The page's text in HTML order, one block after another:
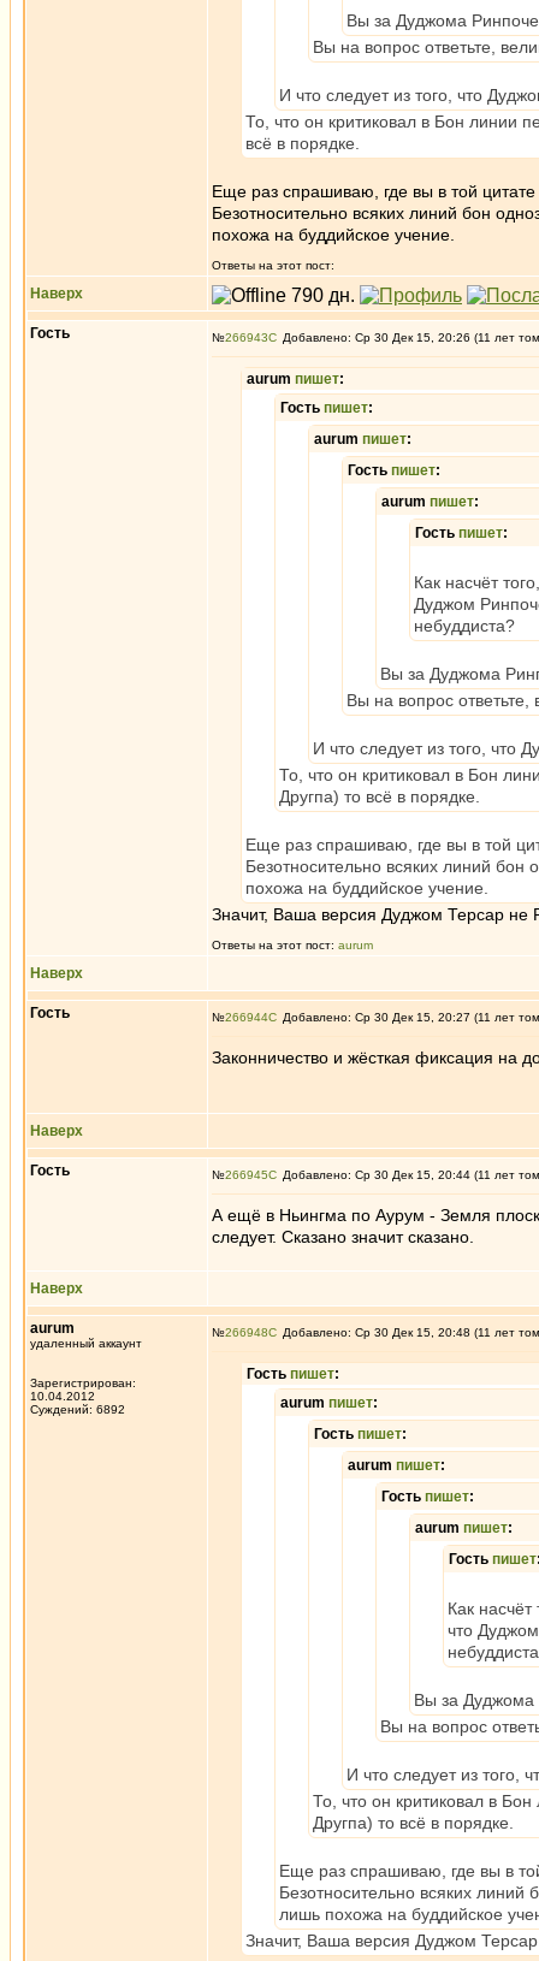
Вы за Дуджома
Вы на вопрос ответьте,
И что следует из того, что
То, что он критиковал в Бон линии
всё в порядке.
Еще раз спрашиваю, где вы в той
Безотносительно всяких линий бон
похожа на буддийское учение.
Ответы на этот пост:
Наверх
Гость №266943 Добавлено: Ср 30 Дек 15, 20:26 (11 лет
aurum пишет:
Гость пишет:
aurum пишет:
Гость пишет:
aurum пишет:
Гость пишет:
Как насчёт
Дуджом
небуддиста?
Вы за Дуджома
Вы на вопрос
И что следует из того, что
То, что он критиковал в Бон
Другпа) то всё в порядке.
Еще раз спрашиваю, где вы в той
Безотносительно всяких линий
похожа на буддийское учение.
Значит, Ваша версия Дуджом Терсар не
Ответы на этот пост: aurum
Наверх
Гость №266944 Добавлено: Ср 30 Дек 15, 20:27 (11 лет
Законничество и жёсткая фиксация на
Наверх
Гость №266945 Добавлено: Ср 30 Дек 15, 20:44 (11 лет
А ещё в Ньингма по Аурум - Земля
следует. Сказано значит сказано.
Наверх
aurum
удаленный аккаунт
Зарегистрирован:
10.04.2012
Суждений: 6892
№266948 Добавлено: Ср 30 Дек 15, 20:48 (11 лет
Гость пишет:
aurum пишет:
Гость пишет:
aurum пишет:
Гость пишет:
aurum пишет:
Гость пишет
Как
что
Вы за Дуджома
Вы на вопрос
И что следует из того,
То, что он критиковал в
Другпа) то всё в порядке.
Еще раз спрашиваю, где вы в
Безотносительно всяких
лишь похожа на буддийское
Значит, Ваша версия Дуджом